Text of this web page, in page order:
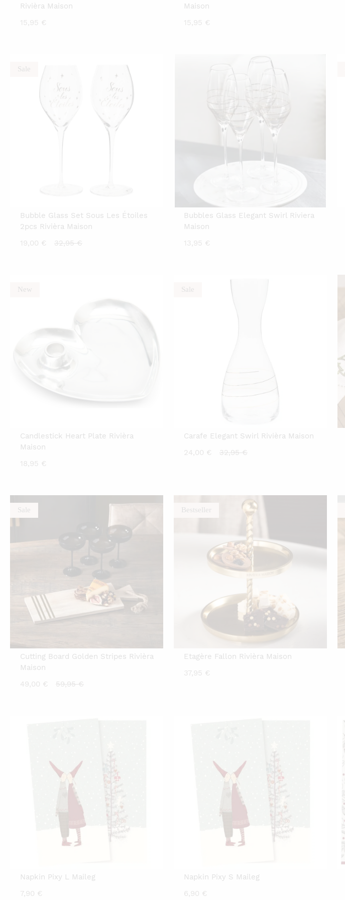
Rivièra Maison
15,95 €
Maison
15,95 €
Sale
Bubble Glass Set Sous Les Étoiles
2pcs Rivièra Maison
19,00 €
Current
32,95€Original
Bubbles Glass Elegant Swirl Riviera
Maison
13,95 €
New
Candlestick Heart Plate Rivièra
Maison
18,95 €
Sale
Carafe Elegant Swirl Rivièra Maison
24,00 €
Current
32,95€Original
Sale
Cutting Board Golden Stripes Rivièra
Maison
49,00 €
Current
59,95€Original
Bestseller
Etagère Fallon Rivièra Maison
37,95 €
Napkin Pixy L Maileg
7,90 €
Napkin Pixy S Maileg
6,90 €